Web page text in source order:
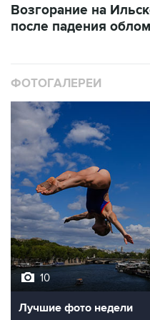
Возгорание на
после падения
ФОТОГАЛЕРЕИ
10
Лучшие фото недели